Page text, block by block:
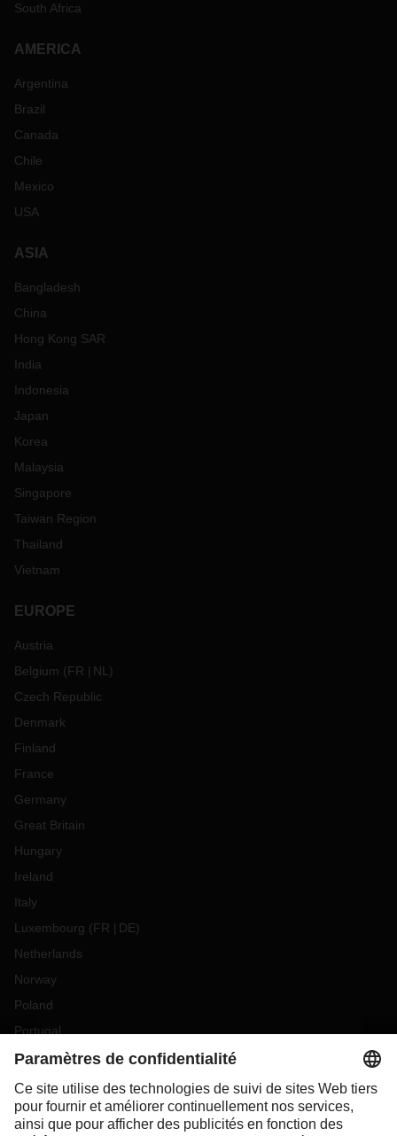
South Africa
AMERICA
Argentina
Brazil
Canada
Chile
Mexico
USA
ASIA
Bangladesh
China
Hong Kong SAR
India
Indonesia
Japan
Korea
Malaysia
Singapore
Taiwan Region
Thailand
Vietnam
EUROPE
Austria
Belgium (FR NL)
Czech Republic
Denmark
Finland
France
Germany
Great Britain
Hungary
Ireland
Italy
Luxembourg (FR DE)
Netherlands
Norway
Poland
Portugal
Romania
Slovakia
Spain